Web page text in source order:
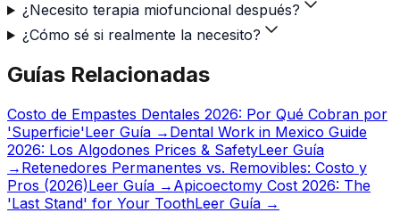
¿Necesito terapia miofuncional después?
¿Cómo sé si realmente la necesito?
Guías Relacionadas
Costo de Empastes Dentales 2026: Por Qué Cobran por
'Superficie'Leer Guía → Dental Work in Mexico Guide
2026: Los Algodones Prices & SafetyLeer Guía
→ Retenedores Permanentes vs. Removibles: Costo y
Pros (2026)Leer Guía → Apicoectomy Cost 2026: The
'Last Stand' for Your ToothLeer Guía →